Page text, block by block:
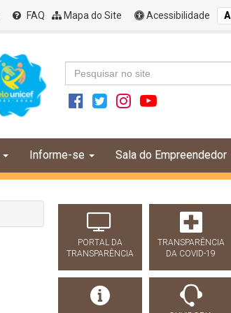
FAQ Mapa do Site Acessibilidade A
Informe-se Sala do Empreendedor
PORTAL DA
TRANSPARÊNCIA
TRANSPARÊNCIA
DA COVID-19